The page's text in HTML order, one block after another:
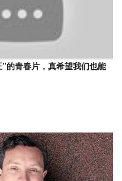
”的青春片，真希望我们也能